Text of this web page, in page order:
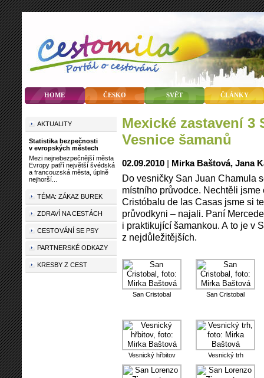
HOME ČESKO SVĚT ČLÁNKY
Mexické zastavení 3 San Juan Chamula –
Vesnice šamanů
02.09.2010 Mirka Baštová, Jana
Do vesničky San Juan Chamula
místního průvodce. Nechtěli
Cristóbalu de las Casas jsme si
průvodkyni – najali. Paní
i praktikující šamankou. A to je v
z nejdůležitěj­ších.
San Cristobal San Cristobal
Vesnický hřbitov Vesnický trh
AKTUALITY
Statistika bezpečnosti
v evropských městech
Mezi nejnebezpečnější města
Evropy patří největší švédská
a francouzská města, úplně
nejhorší...
TÉMA: ZÁKAZ BUREK
ZDRAVÍ NA CESTÁCH
CESTOVÁNÍ SE PSY
PARTNERSKÉ ODKAZY
KRESBY Z CEST